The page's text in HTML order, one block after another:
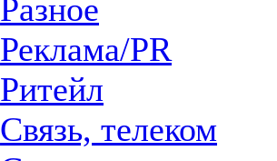
Разное
Реклама/PR
Ритейл
Связь, телеком